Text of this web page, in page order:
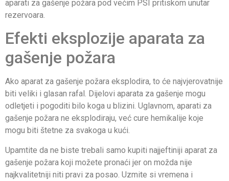
aparati za gašenje požara pod većim PSI pritiskom unutar
rezervoara.
Efekti eksplozije aparata za
gašenje požara
Ako aparat za gašenje požara eksplodira, to će najvjerovatnije
biti veliki i glasan rafal. Dijelovi aparata za gašenje mogu
odletjeti i pogoditi bilo koga u blizini. Uglavnom, aparati za
gašenje požara ne eksplodiraju, već cure hemikalije koje
mogu biti štetne za svakoga u kući.
Upamtite da ne biste trebali samo kupiti najjeftiniji aparat za
gašenje požara koji možete pronaći jer on možda nije
najkvalitetniji niti pravi za posao. Uzmite si vremena i